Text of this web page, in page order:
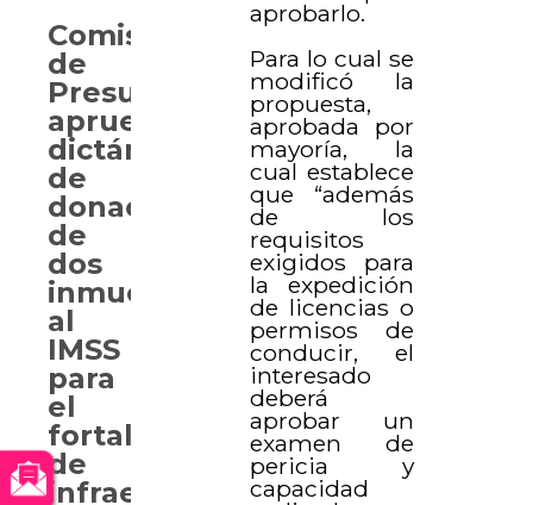
aprobarlo.
Para lo cual se
modificó la
propuesta,
aprobada por
mayoría, la
cual establece
que “además
de los
requisitos
exigidos para
la expedición
de licencias o
permisos de
conducir, el
interesado
deberá
aprobar un
examen de
pericia y
capacidad
Comisión
de
Presupuesto
aprueba
dictámenes
de
donación
de
dos
inmuebles
al
IMSS
para
el
fortalecimiento
de
infraestructura